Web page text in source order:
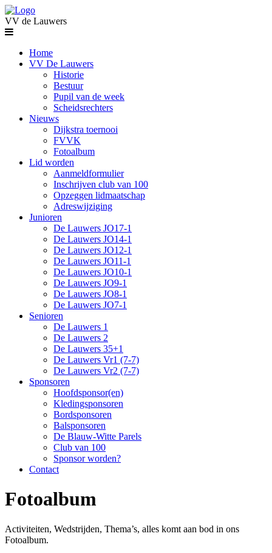
VV de Lauwers
Home
VV De Lauwers
Historie
Bestuur
Pupil van de week
Scheidsrechters
Nieuws
Dijkstra toernooi
FVVK
Fotoalbum
Lid worden
Aanmeldformulier
Inschrijven club van 100
Opzeggen lidmaatschap
Adreswijziging
Junioren
De Lauwers JO17-1
De Lauwers JO14-1
De Lauwers JO12-1
De Lauwers JO11-1
De Lauwers JO10-1
De Lauwers JO9-1
De Lauwers JO8-1
De Lauwers JO7-1
Senioren
De Lauwers 1
De Lauwers 2
De Lauwers 35+1
De Lauwers Vr1 (7-7)
De Lauwers Vr2 (7-7)
Sponsoren
Hoofdsponsor(en)
Kledingsponsoren
Bordsponsoren
Balsponsoren
De Blauw-Witte Parels
Club van 100
Sponsor worden?
Contact
Fotoalbum
Activiteiten, Wedstrijden, Thema’s, alles komt aan bod in ons
Fotoalbum.